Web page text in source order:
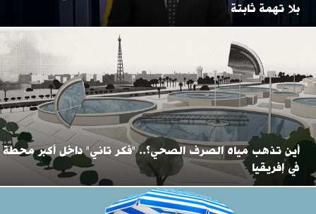
بلا تهمة ثابتة
أين تذهب مياه الصرف الصحي؟.. "فكر تاني" داخل أكبر محطة
في إفريقيا